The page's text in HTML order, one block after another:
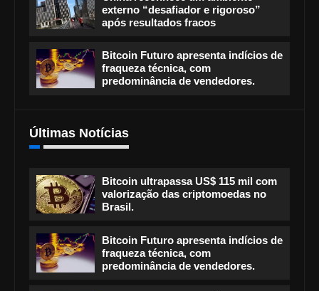
externo “desafiador e rigoroso”
após resultados fracos
Bitcoin Futuro apresenta indícios de
fraqueza técnica, com
predominância de vendedores.
Últimas Notícias
Bitcoin ultrapassa US$ 115 mil com
valorização das criptomoedas no
Brasil.
Bitcoin Futuro apresenta indícios de
fraqueza técnica, com
predominância de vendedores.